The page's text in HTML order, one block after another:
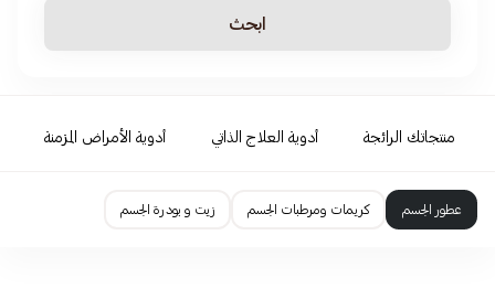
ابحث
منتجاتك الرائجة أدوية العلاج الذاتي أدوية الأمراض المزمنة
عطور الجسم كريمات ومرطبات الجسم زيت و بودرة الجسم